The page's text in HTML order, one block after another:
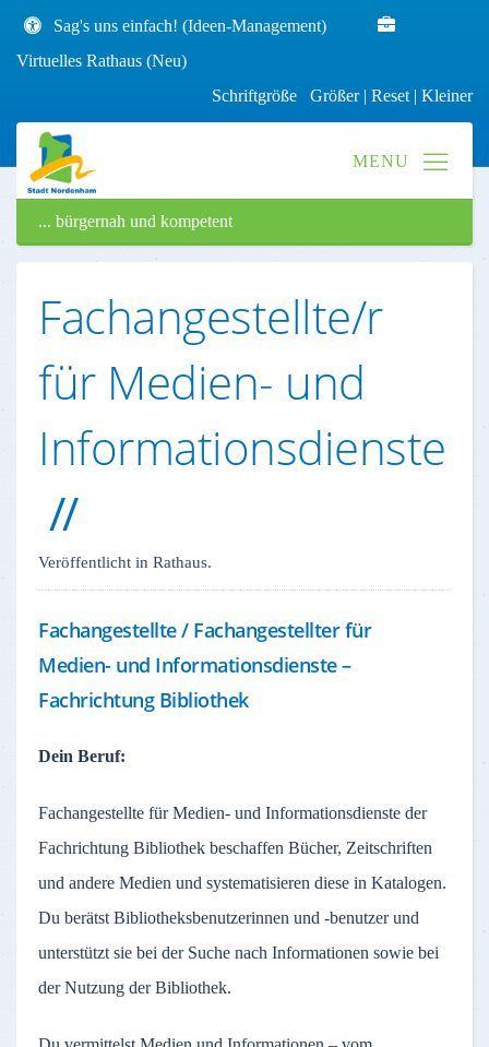
Sag's uns einfach! (Ideen-Management)
Virtuelles Rathaus (Neu)
Schriftgröße Größer| Reset | Kleiner
... bürgernah und kompetent
Fachangestellte/r
für Medien- und
Informationsdienste
Veröffentlicht in Rathaus.
Fachangestellte / Fachangestellter für
Medien- und Informationsdienste –
Fachrichtung Bibliothek
Dein Beruf:
Fachangestellte für Medien- und Informationsdienste der
Fachrichtung Bibliothek beschaffen Bücher, Zeitschriften
und andere Medien und systematisieren diese in Katalogen.
Du berätst Bibliotheksbenutzerinnen und -benutzer und
unterstützt sie bei der Suche nach Informationen sowie bei
der Nutzung der Bibliothek.